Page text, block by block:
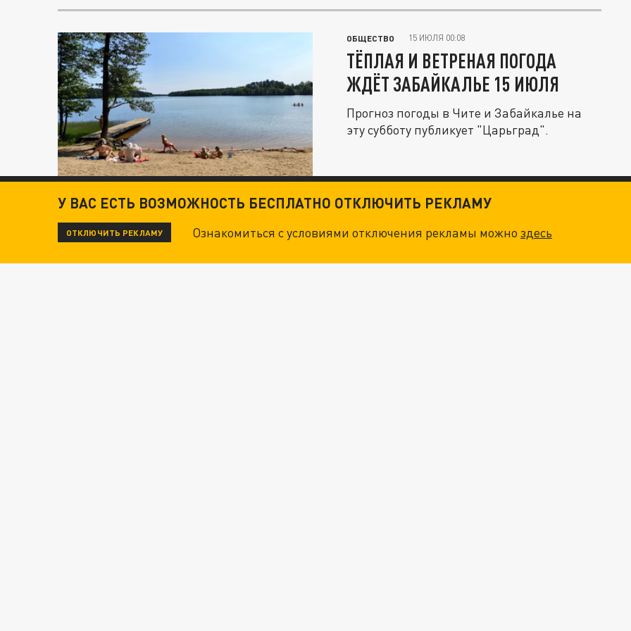
ОБЩЕСТВО 15 ИЮЛЯ 00:08
ТЁПЛАЯ И ВЕТРЕНАЯ ПОГОДА
ЖДЁТ ЗАБАЙКАЛЬЕ 15 ИЮЛЯ
Прогноз погоды в Чите и Забайкалье на
эту субботу публикует "Царьград".
У ВАС ЕСТЬ ВОЗМОЖНОСТЬ БЕСПЛАТНО ОТКЛЮЧИТЬ РЕКЛАМУ
ОТКЛЮЧИТЬ РЕКЛАМУ Ознакомиться с условиями отключения рекламы можноздесь